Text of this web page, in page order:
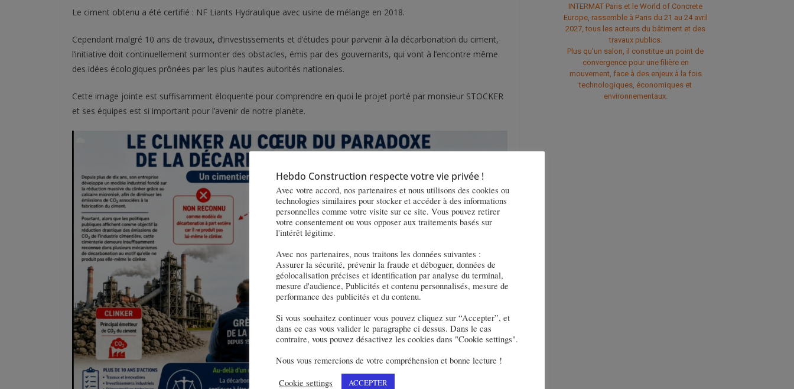
Le ciment obtenu a été certifié : NF Liants Hydraulique avec usine de mélange en 2018.
Cependant malgré 10 ans de travaux, d’investissements et d’études pour parvenir à la décarbonation du ciment,
l’initiative doit continuellement surmonter des obstacles, émis par des gouvernants, qui vont à l’encontre même
des idées écologiques prônées par les plus hautes autorités nationales.
Cette image jointe est suffisamment éloquente pour comprendre en quoi le projet porté par monsieur STOCKER
et ses équipes est si important pour l’avenir de notre planète.
INTERMAT Paris et le World of Concrete
Europe, rassemble à Paris du 21 au 24 avril
2027, tous les acteurs du bâtiment et des
travaux publics.
Plus qu’un salon, il constitue un point de
convergence pour une filière en
mouvement, face à des enjeux à la fois
technologiques, économiques et
environnementaux.
Hebdo Construction respecte votre vie privée !
Avec votre accord, nos partenaires et nous utilisons des cookies ou
technologies similaires pour stocker et accéder à des informations
personnelles comme votre visite sur ce site. Vous pouvez retirer
votre consentement ou vous opposer aux traitements basés sur
l'intérêt légitime.
Avec nos partenaires, nous traitons les données suivantes :
Assurer la sécurité, prévenir la fraude et déboguer, données de
géolocalisation précises et identification par analyse du terminal,
mesure d'audience, Publicités et contenu personnalisés, mesure de
performance des publicités et du contenu.
Si vous souhaitez continuer vous pouvez cliquez sur “Accepter”, et
dans ce cas vous valider le paragraphe ci dessus. Dans le cas
contraire, vous pouvez désactivez les cookies dans "Cookie settings".
Nous vous remercions de votre compréhension et bonne lecture !
Cookie settings
ACCEPTER